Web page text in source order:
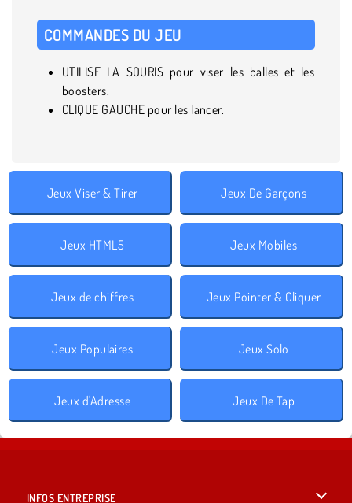
COMMANDES DU JEU
UTILISE LA SOURIS pour viser les balles et les
boosters.
CLIQUE GAUCHE pour les lancer.
Jeux Viser & Tirer Jeux De Garçons
Jeux HTML5 Jeux Mobiles
Jeux de chiffres Jeux Pointer & Cliquer
Jeux Populaires Jeux Solo
Jeux d'Adresse Jeux De Tap
INFOS ENTREPRISE